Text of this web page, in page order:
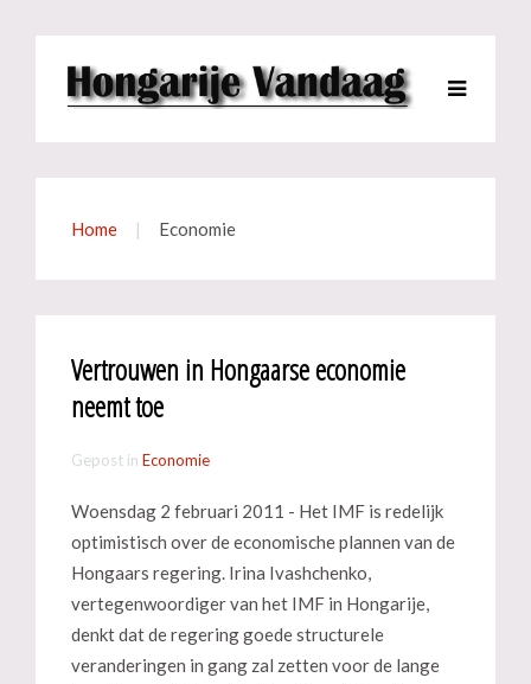
Home Economie
Vertrouwen in Hongaarse economie
neemt toe
Gepost in Economie
Woensdag 2 februari 2011 - Het IMF is redelijk
optimistisch over de economische plannen van de
Hongaars regering. Irina Ivashchenko,
vertegenwoordiger van het IMF in Hongarije,
denkt dat de regering goede structurele
veranderingen in gang zal zetten voor de lange